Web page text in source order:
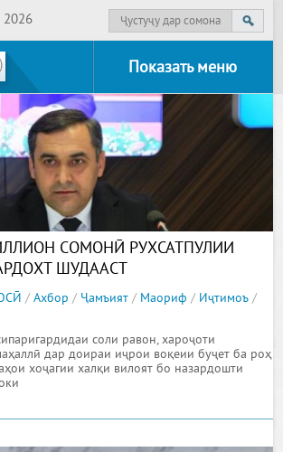
2026
Показать меню
СОМОНӢ РУХСАТПУЛИИ
ШУДААСТ
/Ахбор / Ҷамъият / Маориф / Иҷтимоъ /
соли равон, хароҷоти
дар доираи иҷрои воқеии буҷет ба роҳ
хоҷагии халқи вилоят бо назардошти